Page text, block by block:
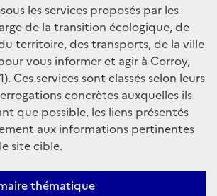
les services proposés par les
de la transition écologique, de
territoire, des transports, de la ville
vous informer et agir à Corroy,
Ces services sont classés selon leurs
concrètes auxquelles ils
que possible, les liens présentés
aux informations pertinentes
site cible.
thématique